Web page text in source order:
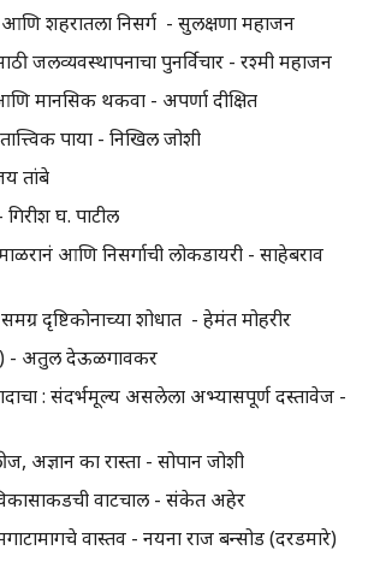
आणि शहरातला निसर्ग - सुलक्षणा महाजन
जलव्यवस्थापनाचा पुनर्विचार - रश्मी महाजन
मानसिक थकवा - अपर्णा दीक्षित
पाया - निखिल जोशी
तांबे
गिरीश घ. पाटील
आणि निसर्गाची लोकडायरी - साहेबराव
दृष्टिकोनाच्या शोधात - हेमंत मोहरीर
- अतुल देऊळगावकर
: संदर्भमूल्य असलेला अभ्यासपूर्ण दस्तावेज -
अज्ञान का रास्ता - सोपान जोशी
वाटचाल - संकेत अहेर
वास्तव - नयना राज बन्सोड (दरडमारे)